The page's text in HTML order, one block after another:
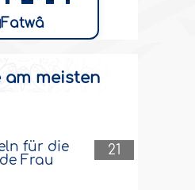
Fatwâ
am meisten
21
für die
Frau